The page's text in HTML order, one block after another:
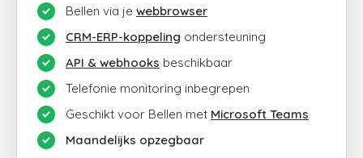
Bellen via je webbrowser
CRM-ERP-koppeling ondersteuning
API & webhooks beschikbaar
Telefonie monitoring inbegrepen
Geschikt voor Bellen met Microsoft Teams
Maandelijks opzegbaar